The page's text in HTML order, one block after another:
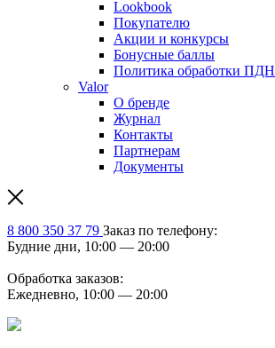
Lookbook
Покупателю
Акции и конкурсы
Бонусные баллы
Политика обработки ПДН
Valor
О бренде
Журнал
Контакты
Партнерам
Документы
8 800 350 37 79 Заказ по телефону:
Будние дни, 10:00 — 20:00
Обработка заказов:
Ежедневно, 10:00 — 20:00